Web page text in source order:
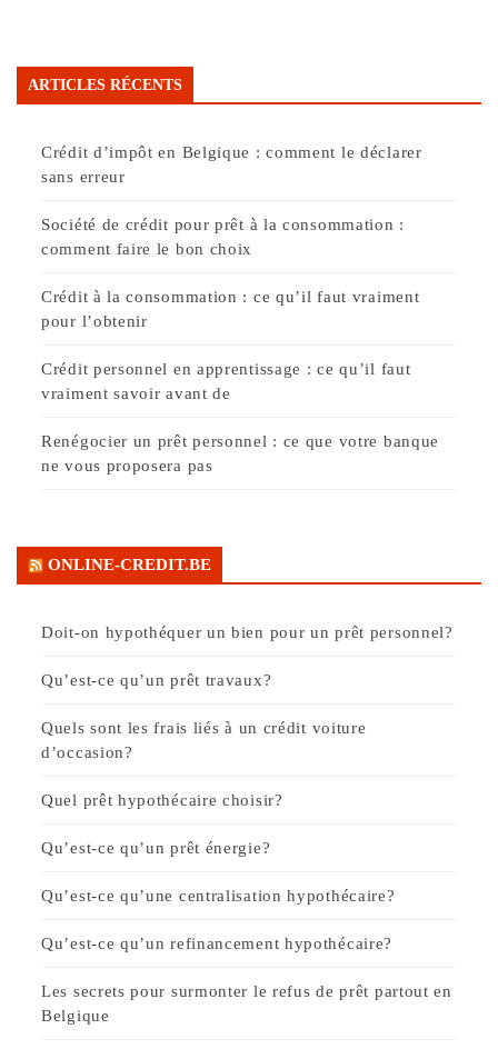
ARTICLES RÉCENTS
Crédit d’impôt en Belgique : comment le déclarer
sans erreur
Société de crédit pour prêt à la consommation :
comment faire le bon choix
Crédit à la consommation : ce qu’il faut vraiment
pour l’obtenir
Crédit personnel en apprentissage : ce qu’il faut
vraiment savoir avant de
Renégocier un prêt personnel : ce que votre banque
ne vous proposera pas
ONLINE-CREDIT.BE
Doit-on hypothéquer un bien pour un prêt personnel?
Qu’est-ce qu’un prêt travaux?
Quels sont les frais liés à un crédit voiture
d’occasion?
Quel prêt hypothécaire choisir?
Qu’est-ce qu’un prêt énergie?
Qu’est-ce qu’une centralisation hypothécaire?
Qu’est-ce qu’un refinancement hypothécaire?
Les secrets pour surmonter le refus de prêt partout en
Belgique